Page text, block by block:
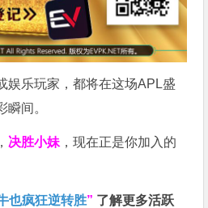
娱乐玩家，都将在这场APL盛
瞬间。
， 决胜小妹 ，现在正是你加入的
也疯狂逆转胜” 了解更多活跃